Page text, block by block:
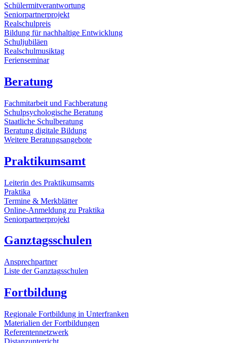
Schülermitverantwortung
Seniorpartnerprojekt
Realschulpreis
Bildung für nachhaltige Entwicklung
Schuljubiläen
Realschulmusiktag
Ferienseminar
Beratung
Fachmitarbeit und Fachberatung
Schulpsychologische Beratung
Staatliche Schulberatung
Beratung digitale Bildung
Weitere Beratungsangebote
Praktikumsamt
Leiterin des Praktikumsamts
Praktika
Termine & Merkblätter
Online-Anmeldung zu Praktika
Seniorpartnerprojekt
Ganztagsschulen
Ansprechpartner
Liste der Ganztagsschulen
Fortbildung
Regionale Fortbildung in Unterfranken
Materialien der Fortbildungen
Referentennetzwerk